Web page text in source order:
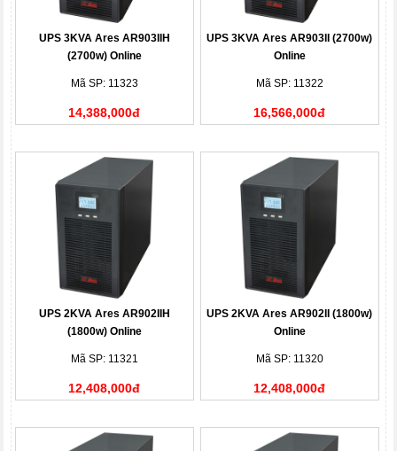
UPS 3KVA Ares AR903IIH
(2700w) Online
Mã SP: 11323
14,388,000đ
UPS 3KVA Ares AR903II (2700w)
Online
Mã SP: 11322
16,566,000đ
UPS 2KVA Ares AR902IIH
(1800w) Online
Mã SP: 11321
12,408,000đ
UPS 2KVA Ares AR902II (1800w)
Online
Mã SP: 11320
12,408,000đ